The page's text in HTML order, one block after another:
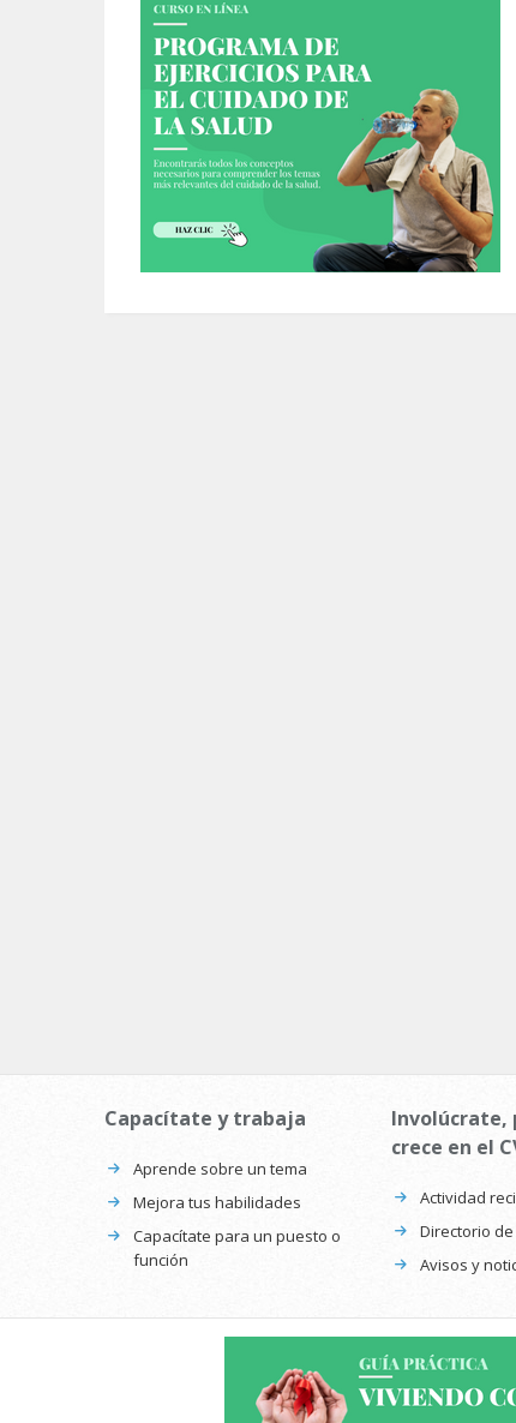
Capacítate y trabaja
Aprende sobre un tema
Mejora tus habilidades
Capacítate para un puesto o
función
Involúcrate,
crece en el
Actividad
Directorio
Avisos y